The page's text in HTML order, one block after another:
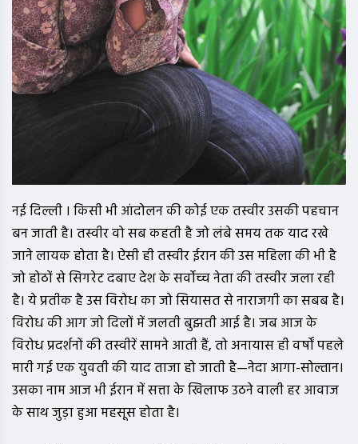
नई दिल्ली । किसी भी आंदोलन की कोई एक तस्वीर उसकी पहचान
बन जाती है। तस्वीर वो सब कहती है जो लंबे समय तक याद रखे
जाने लायक होता है। ऐसी ही तस्वीर ईरान की उस महिला की भी है
जो होठों से सिगरेट दबाए देश के सर्वोच्च नेता की तस्वीर जला रही
है। ये प्रतीक है उस विरोध का जो सियासत से नाराजगी का सबब है।
विरोध की आग जो दिलों में जलती बुझती आई है। जब आज के
विरोध प्रदर्शनों की तस्वीरें सामने आती हैं, तो अनायास ही वर्षों पहले
मारी गई एक युवती की याद ताजा हो जाती है—नेदा आगा-सोल्तान।
उसका नाम आज भी ईरान में सत्ता के खिलाफ उठने वाली हर आवाज
के साथ जुड़ा हुआ महसूस होता है।